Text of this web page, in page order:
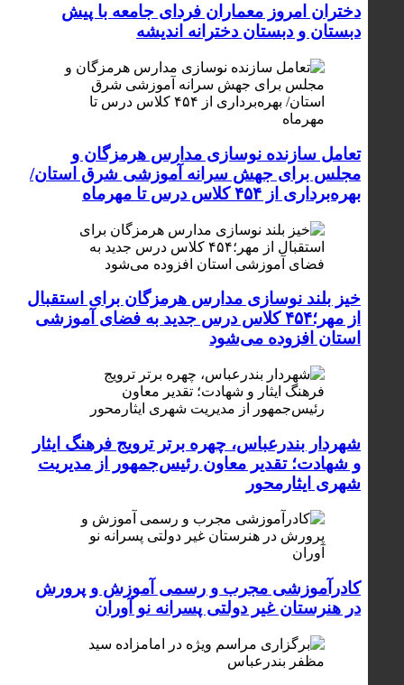
دختران امروز معماران فردای جامعه با پیش
دبستان و دبستان دخترانه اندیشه
تعامل سازنده نوسازی مدارس هرمزگان و
مجلس برای جهش سرانه آموزشی شرق استان/
بهره‌برداری از ۴۵۴ کلاس درس تا مهرماه
خیز بلند نوسازی مدارس هرمزگان برای استقبال
از مهر؛۴۵۴ کلاس درس جدید به فضای آموزشی
استان افزوده می‌شود
شهردار بندرعباس، چهره برتر ترویج فرهنگ ایثار
و شهادت؛ تقدیر معاون رئیس‌جمهور از مدیریت
شهری ایثارمحور
کادرآموزشی مجرب و رسمی آموزش و پرورش
در هنرستان غیر دولتی پسرانه نو آوران